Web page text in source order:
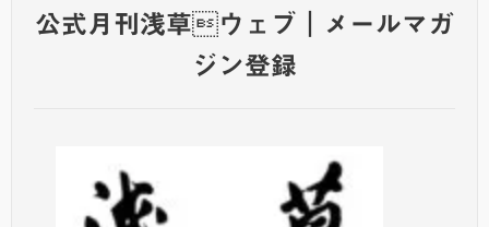
公式月刊浅草ウェブ｜メールマガ
ジン登録